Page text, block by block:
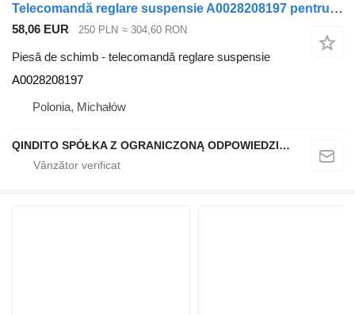
Telecomandă reglare suspensie A0028208197 pentru cap tractor Mercedes-Benz ACTROS MP4
58,06 EUR 250 PLN ≈ 304,60 RON
Piesă de schimb - telecomandă reglare suspensie
A0028208197
Polonia, Michałów
QINDITO SPÓŁKA Z OGRANICZONĄ ODPOWIEDZIALNOŚCIĄ